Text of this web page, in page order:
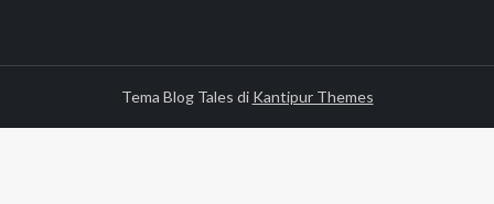
Tema Blog Tales di Kantipur Themes